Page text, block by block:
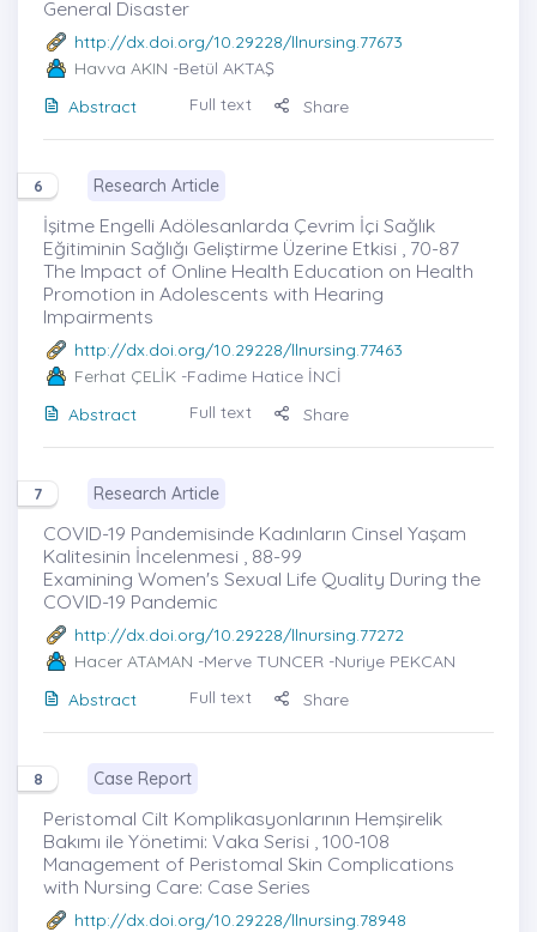
General Disaster
http://dx.doi.org/10.29228/llnursing.77673
Havva AKIN -Betül AKTAŞ
Abstract
Full text Share
6 Research Article
İşitme Engelli Adölesanlarda Çevrim İçi Sağlık
Eğitiminin Sağlığı Geliştirme Üzerine Etkisi , 70-87
The Impact of Online Health Education on Health
Promotion in Adolescents with Hearing
Impairments
http://dx.doi.org/10.29228/llnursing.77463
Ferhat ÇELİK -Fadime Hatice İNCİ
Abstract
Full text Share
7 Research Article
COVID-19 Pandemisinde Kadınların Cinsel Yaşam
Kalitesinin İncelenmesi , 88-99
Examining Women's Sexual Life Quality During the
COVID-19 Pandemic
http://dx.doi.org/10.29228/llnursing.77272
Hacer ATAMAN -Merve TUNCER -Nuriye PEKCAN
Abstract
Full text Share
8 Case Report
Peristomal Cilt Komplikasyonlarının Hemşirelik
Bakımı ile Yönetimi: Vaka Serisi , 100-108
Management of Peristomal Skin Complications
with Nursing Care: Case Series
http://dx.doi.org/10.29228/llnursing.78948